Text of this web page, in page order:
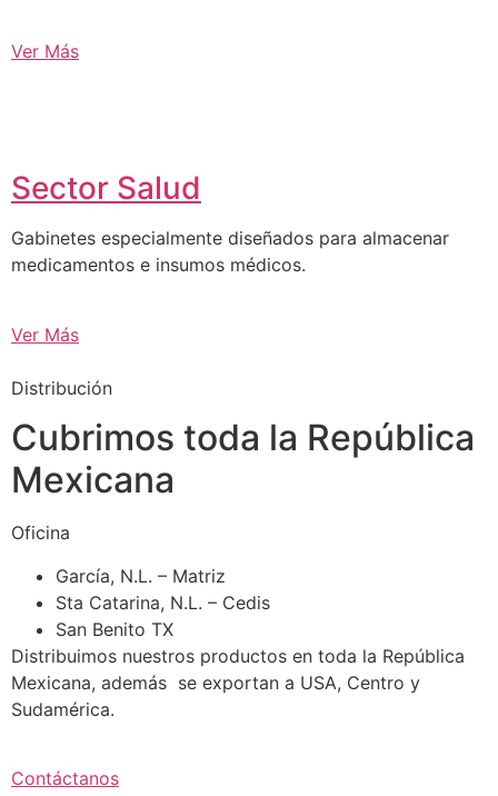
Ver Más
Sector Salud
Gabinetes especialmente diseñados para almacenar
medicamentos e insumos médicos.
Ver Más
Distribución
Cubrimos toda la República
Mexicana
Oficina
García, N.L. – Matriz
Sta Catarina, N.L. – Cedis
San Benito TX
Distribuimos nuestros productos en toda la República
Mexicana, además se exportan a USA, Centro y
Sudamérica.
Contáctanos